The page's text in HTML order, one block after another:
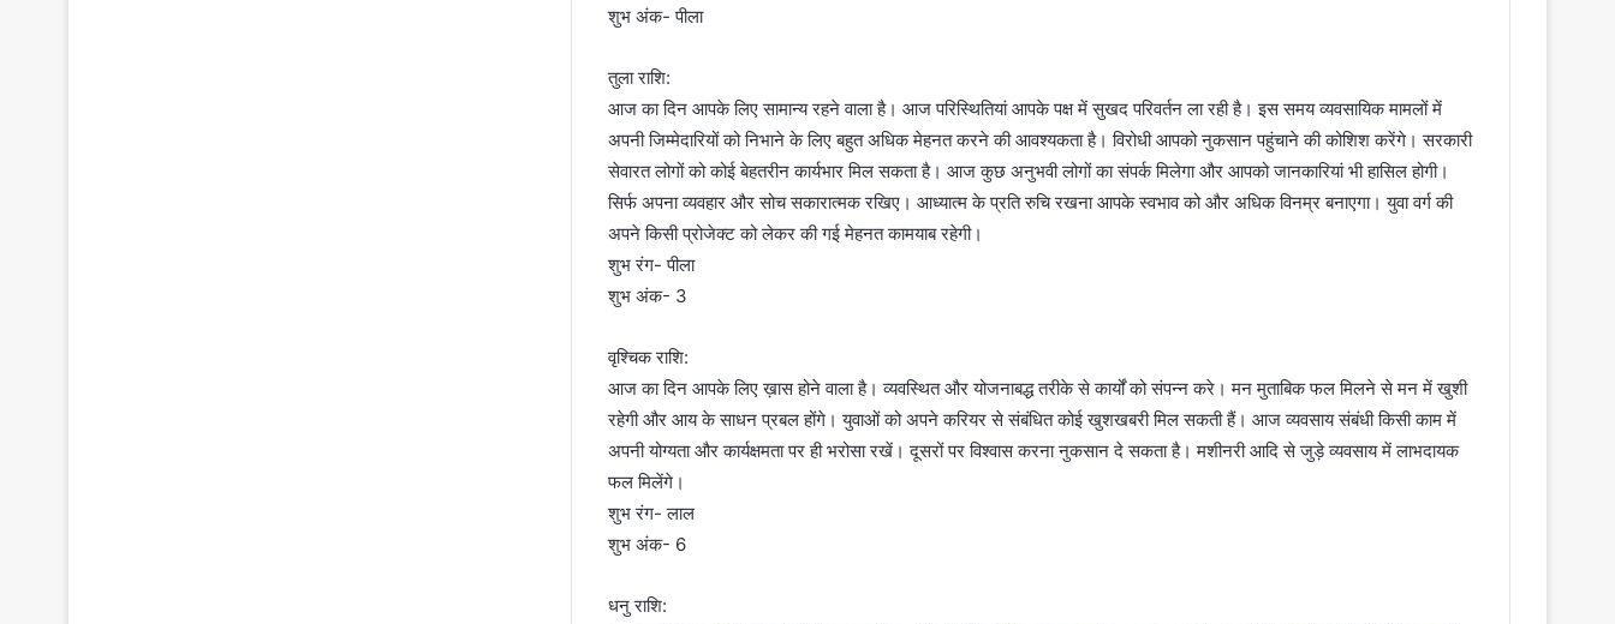
शुभ अंक- पीला
तुला राशि:
आज का दिन आपके लिए सामान्य रहने वाला है। आज परिस्थितियां आपके पक्ष में सुखद परिवर्तन ला रही है। इस समय व्यवसायिक मामलों में
अपनी जिम्मेदारियों को निभाने के लिए बहुत अधिक मेहनत करने की आवश्यकता है। विरोधी आपको नुकसान पहुंचाने की कोशिश करेंगे। सरकारी
सेवारत लोगों को कोई बेहतरीन कार्यभार मिल सकता है। आज कुछ अनुभवी लोगों का संपर्क मिलेगा और आपको जानकारियां भी हासिल होगी।
सिर्फ अपना व्यवहार और सोच सकारात्मक रखिए। आध्यात्म के प्रति रुचि रखना आपके स्वभाव को और अधिक विनम्र बनाएगा। युवा वर्ग की
अपने किसी प्रोजेक्ट को लेकर की गई मेहनत कामयाब रहेगी।
शुभ रंग- पीला
शुभ अंक- 3
वृश्चिक राशि:
आज का दिन आपके लिए ख़ास होने वाला है। व्यवस्थित और योजनाबद्ध तरीके से कार्यों को संपन्न करे। मन मुताबिक फल मिलने से मन में खुशी
रहेगी और आय के साधन प्रबल होंगे। युवाओं को अपने करियर से संबंधित कोई खुशखबरी मिल सकती हैं। आज व्यवसाय संबंधी किसी काम में
अपनी योग्यता और कार्यक्षमता पर ही भरोसा रखें। दूसरों पर विश्वास करना नुकसान दे सकता है। मशीनरी आदि से जुड़े व्यवसाय में लाभदायक
फल मिलेंगे।
शुभ रंग- लाल
शुभ अंक- 6
धनु राशि: